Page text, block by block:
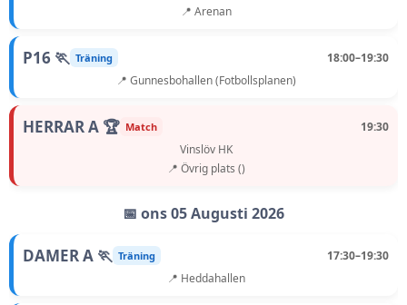
📍 Arenan
P16 🏃 Träning
18:00–19:30
📍 Gunnesbohallen (Fotbollsplanen)
HERRAR A 🏆 Match
19:30
Vinslöv HK
📍 Övrig plats ()
📅 ons 05 Augusti 2026
DAMER A 🏃 Träning
17:30–19:30
📍 Heddahallen